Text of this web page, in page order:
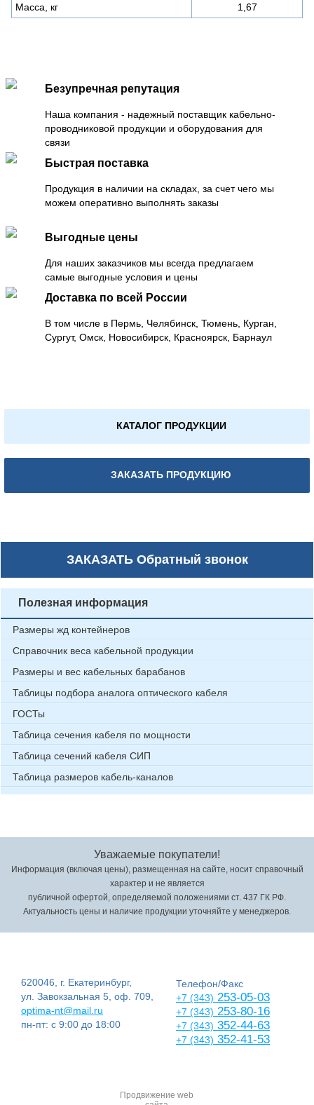
Масса, кг
1,67
Безупречная репутация
Наша компания - надежный поставщик кабельно-
проводниковой продукции и оборудования для
связи
Быстрая поставка
Продукция в наличии на складах, за счет чего мы
можем оперативно выполнять заказы
Выгодные цены
Для наших заказчиков мы всегда предлагаем
самые выгодные условия и цены
Доставка по всей России
В том числе в Пермь, Челябинск, Тюмень, Курган,
Сургут, Омск, Новосибирск, Красноярск, Барнаул
КАТАЛОГ ПРОДУКЦИИ
ЗАКАЗАТЬ ПРОДУКЦИЮ
ЗАКАЗАТЬОбратный звонок
Полезная информация
Размеры жд контейнеров
Справочник веса кабельной продукции
Размеры и вес кабельных барабанов
Таблицы подбора аналога оптического кабеля
ГОСТы
Таблица сечения кабеля по мощности
Таблица сечений кабеля СИП
Таблица размеров кабель-каналов
Уважаемые покупатели!
Информация (включая цены), размещенная на сайте, носит справочный
характер и не является
публичной офертой, определяемой положениями ст. 437 ГК РФ.
Актуальность цены и наличие продукции уточняйте у менеджеров.
620046, г. Екатеринбург,
ул. Завокзальная 5, оф. 709,
optima-nt@mail.ru
пн-пт: с 9:00 до 18:00
Телефон/Факс
+7 (343) 253-05-03
+7 (343) 253-80-16
+7 (343) 352-44-63
+7 (343) 352-41-53
Продвижение web